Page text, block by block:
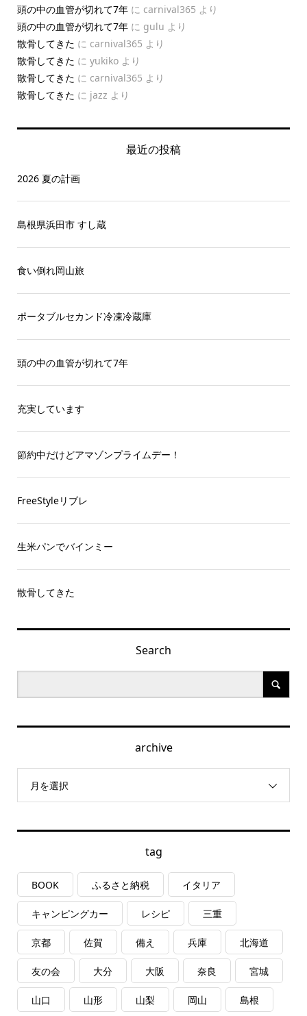
頭の中の血管が切れて7年に carnival365 より
頭の中の血管が切れて7年に gulu より
散骨してきた に carnival365 より
散骨してきた に yukikoより
散骨してきた に carnival365 より
散骨してきた に jazz より
最近の投稿
2026 夏の計画
島根県浜田市 すし蔵
食い倒れ岡山旅
ポータブルセカンド冷凍冷蔵庫
頭の中の血管が切れて7年
充実しています
節約中だけどアマゾンプライムデー！
FreeStyleリブレ
生米パンでバインミー
散骨してきた
Search
archive
月を選択
tag
BOOK ふるさと納税 イタリア
キャンピングカー レシピ 三重
京都 佐賀 備え 兵庫 北海道
友の会 大分 大阪 奈良 宮城
山口 山形 山梨 岡山 島根